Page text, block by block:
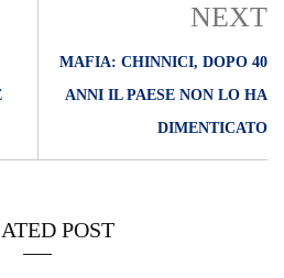
NEXT
MAFIA: CHINNICI, DOPO 40
ANNI IL PAESE NON LO HA
DIMENTICATO
POST